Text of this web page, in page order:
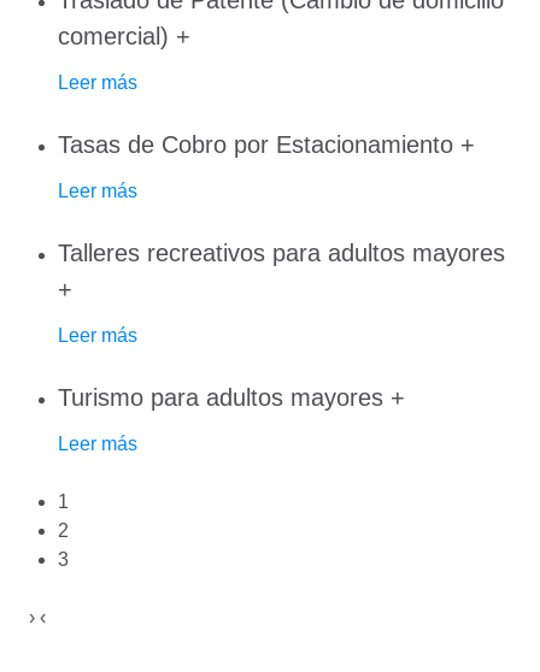
comercial) +
Leer más
Tasas de Cobro por Estacionamiento +
Leer más
Talleres recreativos para adultos mayores
+
Leer más
Turismo para adultos mayores +
Leer más
1
2
3
› ‹